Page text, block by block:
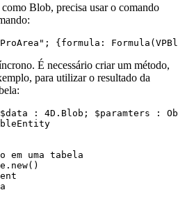
Blob, precisa usar o comando
{formula:
É necessário criar um método,
para utilizar o resultado da
$data : 4D.Blob; $paramters :
em uma tabela